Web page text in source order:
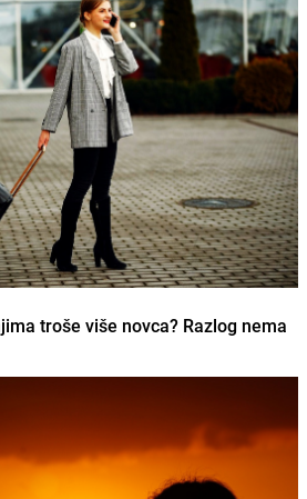
troše više novca? Razlog nema